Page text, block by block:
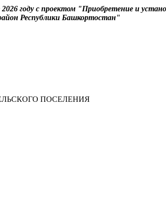
году с проектом "Приобретение и
Республики Башкортостан"
ПОСЕЛЕНИЯ